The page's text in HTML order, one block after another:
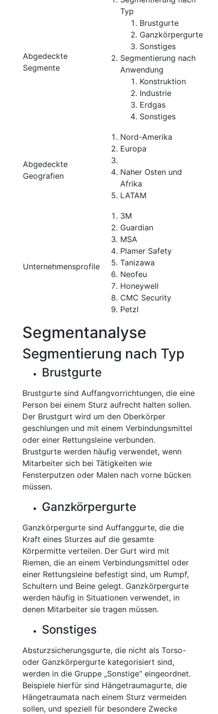
Abgedeckte
Segmente
Typ
Brustgurte
Ganzkörpergurte
Sonstiges
Segmentierung nach
Anwendung
Konstruktion
Industrie
Erdgas
Sonstiges
Abgedeckte
Geografien
Nord-Amerika
Europa
Naher Osten und
Afrika
LATAM
Unternehmensprofile
3M
Guardian
MSA
Plamer Safety
Tanizawa
Neofeu
Honeywell
CMC Security
Petzl
Segmentanalyse
Segmentierung nach Typ
Brustgurte
Brustgurte sind Auffangvorrichtungen, die eine
Person bei einem Sturz aufrecht halten sollen.
Der Brustgurt wird um den Oberkörper
geschlungen und mit einem Verbindungsmittel
oder einer Rettungsleine verbunden.
Brustgurte werden häufig verwendet, wenn
Mitarbeiter sich bei Tätigkeiten wie
Fensterputzen oder Malen nach vorne bücken
müssen.
Ganzkörpergurte
Ganzkörpergurte sind Auffanggurte, die die
Kraft eines Sturzes auf die gesamte
Körpermitte verteilen. Der Gurt wird mit
Riemen, die an einem Verbindungsmittel oder
einer Rettungsleine befestigt sind, um Rumpf,
Schultern und Beine gelegt. Ganzkörpergurte
werden häufig in Situationen verwendet, in
denen Mitarbeiter sie tragen müssen.
Sonstiges
Absturzsicherungsgurte, die nicht als Torso-
oder Ganzkörpergurte kategorisiert sind,
werden in die Gruppe „Sonstige“ eingeordnet.
Beispiele hierfür sind Hängetraumagurte, die
Hängetraumata nach einem Sturz vermeiden
sollen, und speziell für besondere Zwecke